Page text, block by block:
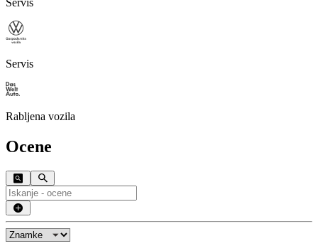
Servis
Rabljena vozila
Ocene